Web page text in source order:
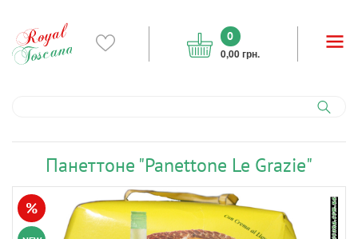
0
0,00 грн.
Панеттоне "Panettone Le Grazie"
%